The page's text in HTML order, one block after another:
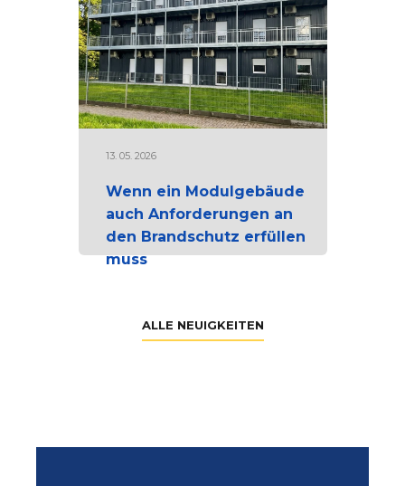
13. 05. 2026
Wenn ein Modulgebäude
auch Anforderungen an
den Brandschutz erfüllen
muss
ALLE NEUIGKEITEN